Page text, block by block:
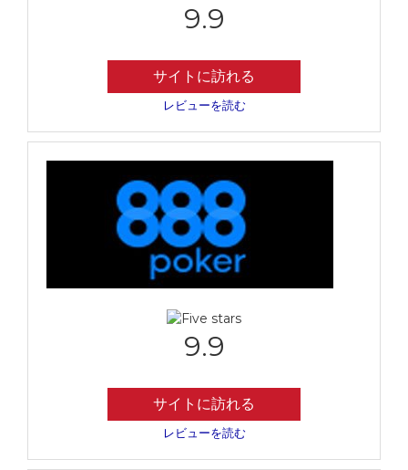
9.9
サイトに訪れる
レビューを読む
9.9
サイトに訪れる
レビューを読む